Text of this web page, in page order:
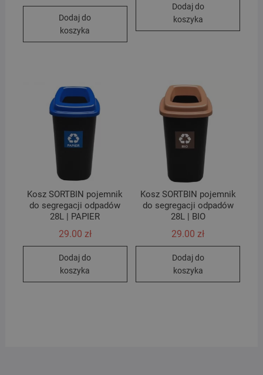
Dodaj do
koszyka
Dodaj do
koszyka
Kosz SORTBIN pojemnik
do segregacji odpadów
28L | PAPIER
29.00 zł
Dodaj do
koszyka
Kosz SORTBIN pojemnik
do segregacji odpadów
28L | BIO
29.00 zł
Dodaj do
koszyka